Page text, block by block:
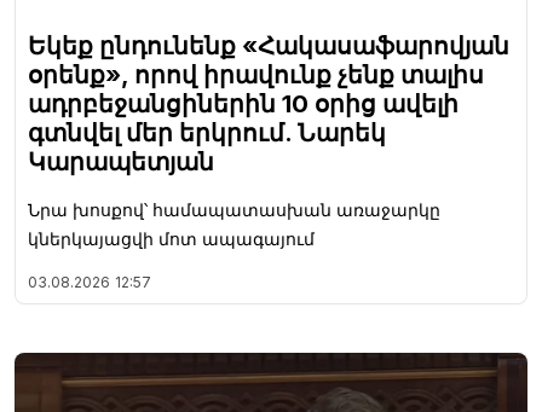
Եկեք ընդունենք «Հակասաֆարովյան
օրենք», որով իրավունք չենք տալիս
ադրբեջանցիներին 10 օրից ավելի
գտնվել մեր երկրում. Նարեկ
Կարապետյան
Նրա խոսքով՝ համապատասխան առաջարկը
կներկայացվի մոտ ապագայում
03.08.2026 12:57